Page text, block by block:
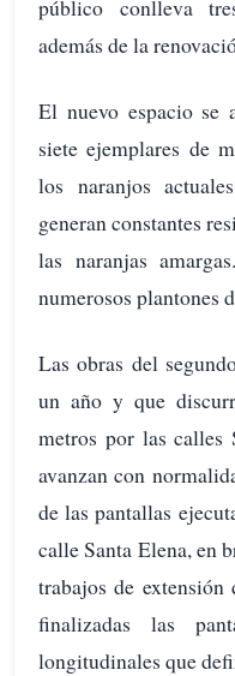
público conlleva
además de la
El nuevo espacio se
siete ejemplares de
los naranjos
generan constantes
las naranjas
numerosos plantones
Las obras del
un año y que
metros por las calles
avanzan con
de las pantallas
calle Santa Elena, en
trabajos de
finalizadas las
longitudinales que